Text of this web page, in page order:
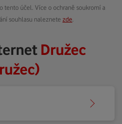
tento účel. Více o ochraně soukromí a
souhlasu naleznete zde
Družec